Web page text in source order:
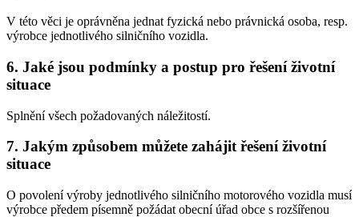
V této věci je oprávněna jednat fyzická nebo právnická osoba, resp.
výrobce jednotlivého silničního vozidla.
6. Jaké jsou podmínky a postup pro řešení životní
situace
Splnění všech požadovaných náležitostí.
7. Jakým způsobem můžete zahájit řešení životní
situace
O povolení výroby jednotlivého silničního motorového vozidla musí
výrobce předem písemně požádat obecní úřad obce s rozšířenou